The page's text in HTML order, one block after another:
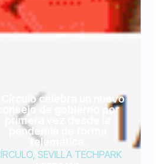
Círculo celebra un nuevo
consejo de gobierno por
primera vez desde la
pandemia de forma
telemática.
, SEVILLA TECHPARK